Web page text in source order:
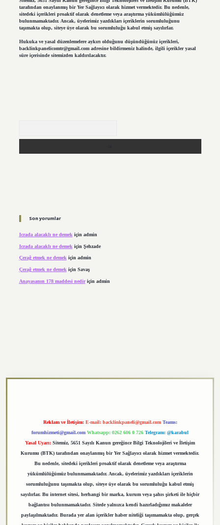
tarafından onaylanmış bir Yer Sağlayıcı olarak hizmet vermektedir. Bu nedenle,
sitedeki içerikleri proaktif olarak denetleme veya araştırma yükümlülüğümüz
bulunmamaktadır. Ancak, üyelerimiz yazdıkları içeriklerin sorumluluğunu
taşımakta olup, siteye üye olarak bu sorumluluğu kabul etmiş sayılırlar.
Hukuka ve yasal düzenlemelere aykırı olduğunu düşündüğünüz içerikleri,
backlinkpanelicomtr@gmail.comadresine bildirmeniz halinde, ilgili içerikler yasal
süre içerisinde sitemizden kaldırılacaktır.
Son yorumlar
Icrada alacaklı ne demek için admin
Icrada alacaklı ne demek için Şehzade
Çerağ etmek ne demekiçin admin
Çerağ etmek ne demek için Savaş
Anayasanın 178 maddesi nediriçin admin
Reklam ve İletişim: E-mail: backlinkpaneli@gmail.com Teams:
forumhizmeti@gmail.com Whatsapp: 0262 606 0 726 Telegram: @karabul
Yasal Uyarı: Sitemiz, 5651 Sayılı Kanun gereğince Bilgi Teknolojileri ve İletişim
Kurumu (BTK) tarafından onaylanmış bir Yer Sağlayıcı olarak hizmet vermektedir.
Bu nedenle, sitedeki içerikleri proaktif olarak denetleme veya araştırma
yükümlülüğümüz bulunmamaktadır. Ancak, üyelerimiz yazdıkları içeriklerin
sorumluluğunu taşımakta olup, siteye üye olarak bu sorumluluğu kabul etmiş
sayılırlar. Bu internet sitesi, herhangi bir marka, kurum veya şahıs şirketi ile hiçbir
bağlantısı bulunmamaktadır. Sitede yalnızca kendi hazırladığımız makaleler
paylaşılmaktadır. Burada yer alan içerikler haber niteliği taşımamakta olup, gerçek